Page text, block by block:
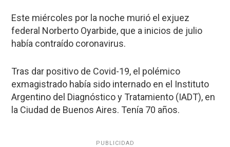
Este miércoles por la noche murió el exjuez
federal Norberto Oyarbide, que a inicios de julio
había contraído coronavirus.
Tras dar positivo de Covid-19, el polémico
exmagistrado había sido internado en el Instituto
Argentino del Diagnóstico y Tratamiento (IADT), en
la Ciudad de Buenos Aires. Tenía 70 años.
PUBLICIDAD